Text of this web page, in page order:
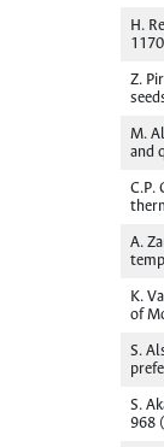
H.
Z.
M.
and
C.P.
A.
K.
of
S.
S.
968